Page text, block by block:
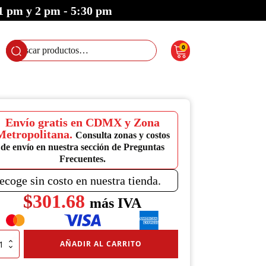
pm y 2 pm - 5:30 pm
Buscar
por:
0
Envío gratis en CDMX y Zona
Consulta zonas y costos
de envío en nuestra sección de Preguntas
Frecuentes.
sin costo en nuestra tienda.
$301.68 más IVA
AÑADIR AL CARRITO